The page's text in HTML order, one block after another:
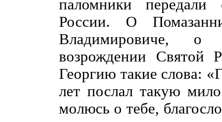
паломники
России. О
Владимировиче, о
возрождении Святой
Георгию такие слова:
лет послал такую
молюсь о тебе,